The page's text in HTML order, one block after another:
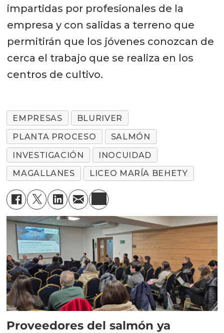
impartidas por profesionales de la
empresa y con salidas a terreno que
permitirán que los jóvenes conozcan de
cerca el trabajo que se realiza en los
centros de cultivo.
EMPRESAS
BLURIVER
PLANTA PROCESO
SALMÓN
INVESTIGACIÓN
INOCUIDAD
MAGALLANES
LICEO MARÍA BEHETY
Proveedores del salmón ya